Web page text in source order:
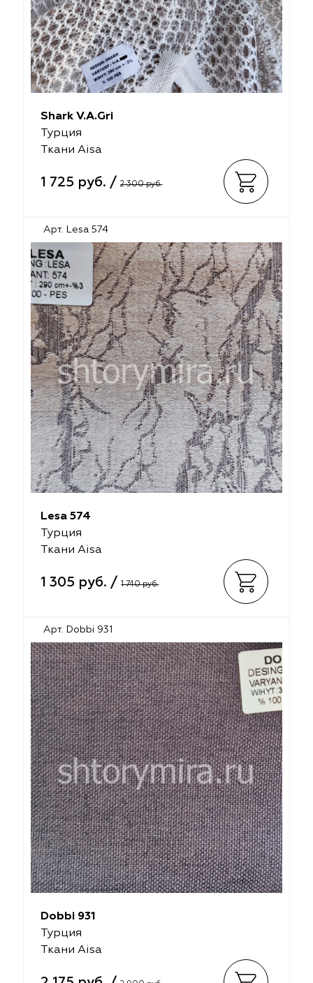
Shark V.A.Gri
Турция
Ткани Aisa
1 725 руб. /2 300 руб.
Арт. Lesa 574
Lesa 574
Турция
Ткани Aisa
1 305 руб. /1 740 руб.
Арт. Dobbi 931
Dobbi 931
Турция
Ткани Aisa